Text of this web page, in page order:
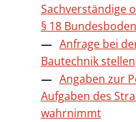
Sachverständige
§ 18
Anfrage bei
Bautechnik stellen
Angaben zur
Aufgaben des
wahrnimmt